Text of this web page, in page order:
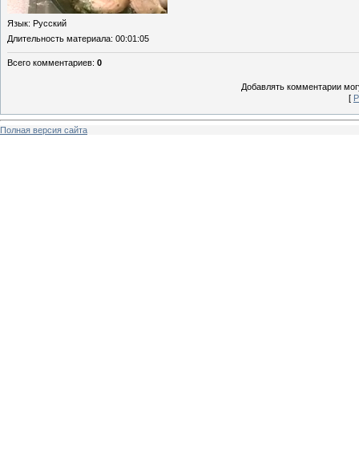
Язык: Русский
Длительность материала: 00:01:05
Всего комментариев: 0
Добавлять комментарии
[
Полная версия сайта